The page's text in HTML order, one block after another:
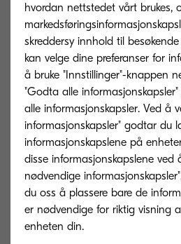
01 Make your documents
Convert your documents to
eliminate having to retype
02 Keyword Search:
With a single tap you can
documents into readable
search for individual words.
hvordan nettstedet vårt brukes,
skreddersy innhold til
kan velge dine preferanser for
å bruke "Innstillinger"-knappen
"Godta alle
alle informasjonskapsler. Ved å
informasjonskapsler" godtar du
informasjonskapslene på
disse informasjonskapslene ved
nødvendige
du oss å plassere bare de
er nødvendige for riktig visning